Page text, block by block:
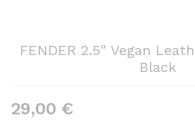
FENDER 2.5″ Vegan
Black
29,00 €